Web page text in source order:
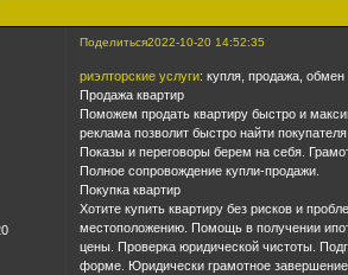
Поделиться2022-10-20 14:52:35
риэлторские услуги: купля, продажа,
Продажа квартир
Поможем продать квартиру быстро и
реклама позволит быстро найти
Показы и переговоры берем на себя.
Полное сопровождение купли-продажи.
Покупка квартир
Хотите купить квартиру без рисков и
местоположению. Помощь в получении
цены. Проверка юридической чистоты.
форме. Юридически грамотное